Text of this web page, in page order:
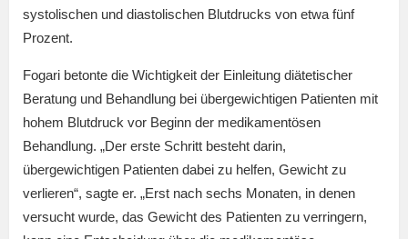
systolischen und diastolischen Blutdrucks von etwa fünf
Prozent.
Fogari betonte die Wichtigkeit der Einleitung diätetischer
Beratung und Behandlung bei übergewichtigen Patienten mit
hohem Blutdruck vor Beginn der medikamentösen
Behandlung. „Der erste Schritt besteht darin,
übergewichtigen Patienten dabei zu helfen, Gewicht zu
verlieren“, sagte er. „Erst nach sechs Monaten, in denen
versucht wurde, das Gewicht des Patienten zu verringern,